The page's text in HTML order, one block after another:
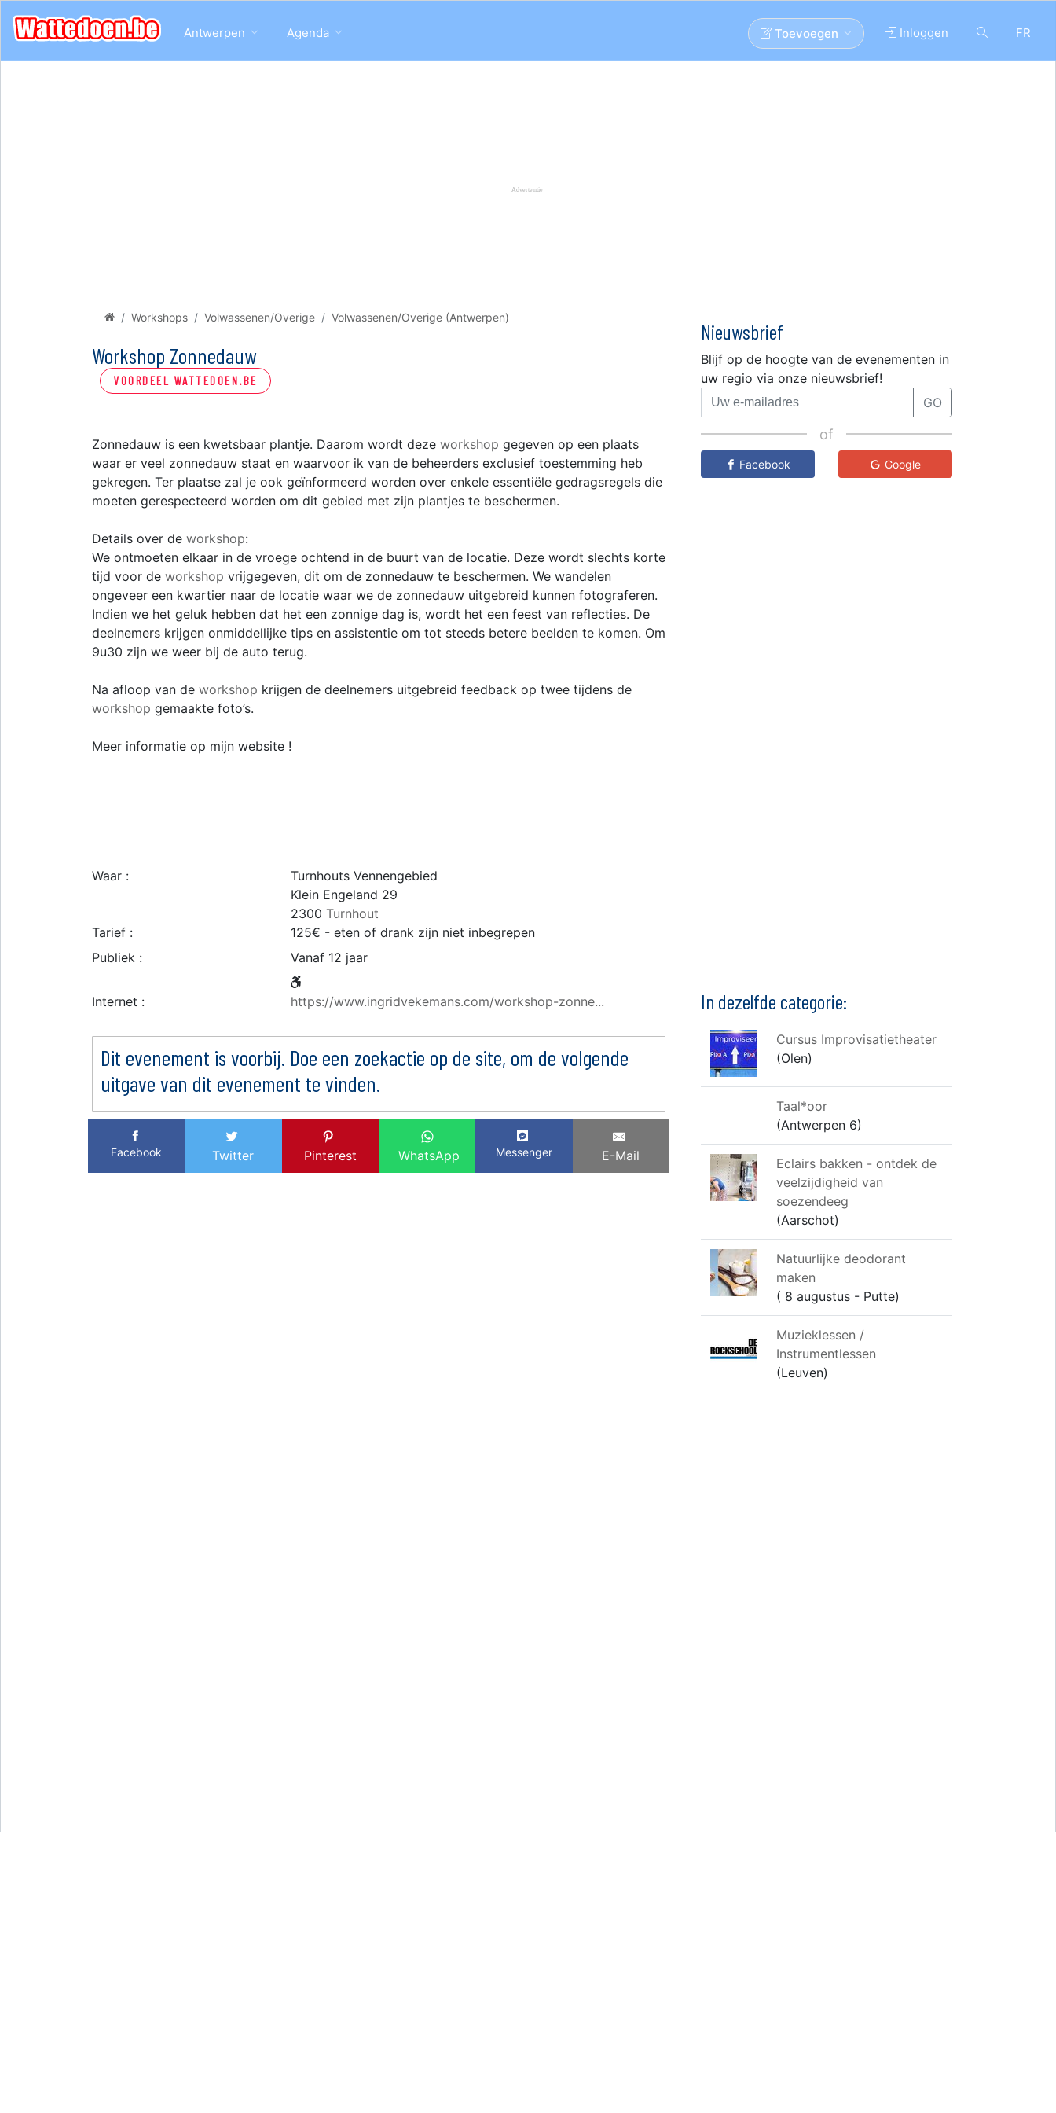
Antwerpen Agenda FR
Inloggen
Toevoegen
Workshops Volwassenen/Overige Volwassenen/Overige (Antwerpen)
Workshop Zonnedauw
VOORDEEL WATTEDOEN.BE
Zonnedauw is een kwetsbaar plantje. Daarom wordt deze workshop gegeven op een plaats
waar er veel zonnedauw staat en waarvoor ik van de beheerders exclusief toestemming heb
gekregen. Ter plaatse zal je ook geïnformeerd worden over enkele essentiële gedragsregels die
moeten gerespecteerd worden om dit gebied met zijn plantjes te beschermen.
Details over de workshop:
We ontmoeten elkaar in de vroege ochtend in de buurt van de locatie. Deze wordt slechts korte
tijd voor de workshop vrijgegeven, dit om de zonnedauw te beschermen. We wandelen
ongeveer een kwartier naar de locatie waar we de zonnedauw uitgebreid kunnen fotograferen.
Indien we het geluk hebben dat het een zonnige dag is, wordt het een feest van reflecties. De
deelnemers krijgen onmiddellijke tips en assistentie om tot steeds betere beelden te komen. Om
9u30 zijn we weer bij de auto terug.
Na afloop van de workshop krijgen de deelnemers uitgebreid feedback op twee tijdens de
workshop gemaakte foto’s.
Meer informatie op mijn website !
Waar :
Turnhouts Vennengebied
Klein Engeland 29
2300 Turnhout
Tarief :
125€ - eten of drank zijn niet inbegrepen
Publiek :
Vanaf 12 jaar
Internet : https://www.ingridvekemans.com/workshop-zonne...
Dit evenement is voorbij. Doe een zoekactie op de site, om de volgende
uitgave van dit evenement te vinden.
Facebook Twitter Pinterest WhatsApp Messenger E-Mail
Nieuwsbrief
Blijf op de hoogte van de evenementen in
uw regio via onze nieuwsbrief!
GO
of
Facebook Google
In dezelfde categorie:
Cursus Improvisatietheater
(Olen)
Taal*oor
(Antwerpen 6)
Eclairs bakken - ontdek de
veelzijdigheid van
soezendeeg
(Aarschot)
Natuurlijke deodorant
maken
( 8 augustus - Putte)
Muzieklessen /
Instrumentlessen
(Leuven)